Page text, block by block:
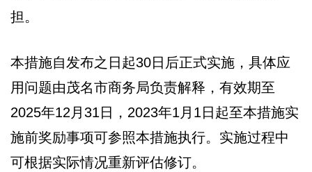
担。
本措施自发布之日起30日后正式实施，具体应
用问题由茂名市商务局负责解释，有效期至
2025年12月31日，2023年1月1日起至本措施实
施前奖励事项可参照本措施执行。实施过程中
可根据实际情况重新评估修订。